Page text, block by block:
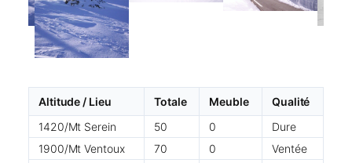
Altitude / Lieu Totale Meuble
Qualité
1420/Mt Serein
50 0
Dure
1900/Mt Ventoux
70 0
Ventée